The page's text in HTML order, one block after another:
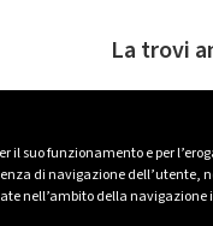
il suo funzionamento e per
di navigazione dell’utente,
nell’ambito della navigazione
La trovi